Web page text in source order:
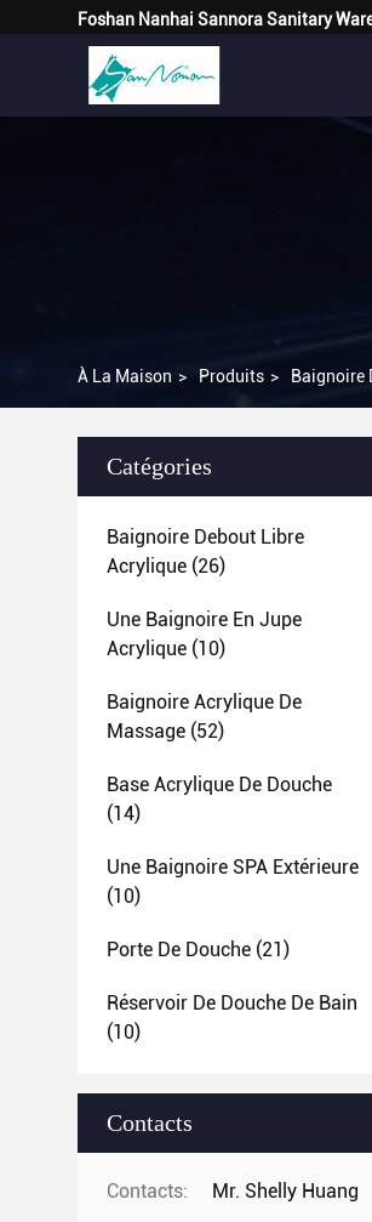
Foshan Nanhai Sannora Sanitary
À La Maison > Produits > Baignoire
Catégories
Baignoire Debout Libre
Acrylique (26)
Une Baignoire En Jupe
Acrylique (10)
Baignoire Acrylique De
Massage (52)
Base Acrylique De Douche
(14)
Une Baignoire SPA Extérieure
(10)
Porte De Douche (21)
Réservoir De Douche De Bain
(10)
Contacts
Contacts: Mr. Shelly Huang